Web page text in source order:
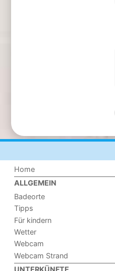
Home
ALLGEMEIN
Badeorte
Tipps
Für kindern
Wetter
Webcam
Webcam Strand
UNTERKÜNFTE